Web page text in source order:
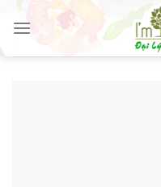
Skip
content